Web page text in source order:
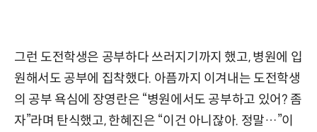
그런 도전학생은 공부하다 쓰러지기까지 했고, 병원에 입
원해서도 공부에 집착했다. 아픔까지 이겨내는 도전학생
의 공부 욕심에 장영란은 “병원에서도 공부하고 있어? 좀
자”라며 탄식했고, 한혜진은 “이건 아니잖아. 정말…”이